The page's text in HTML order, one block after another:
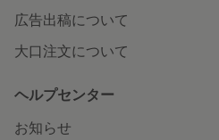
広告出稿について
大口注文について
ヘルプセンター
お知らせ